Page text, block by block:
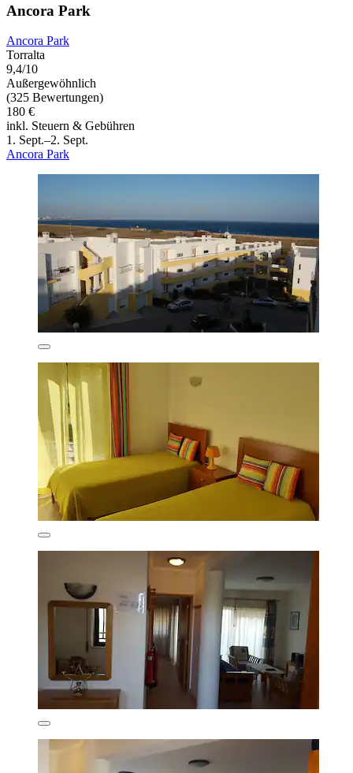
Ancora Park
Ancora Park
Torralta
9,4/10
Außergewöhnlich
(325 Bewertungen)
180 €
inkl. Steuern & Gebühren
1. Sept.–2. Sept.
Ancora Park